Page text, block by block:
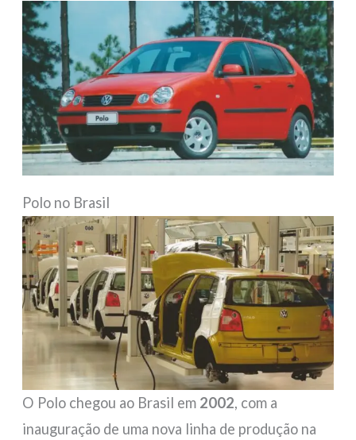
Polo no Brasil
O Polo chegou ao Brasil em 2002, com a
inauguração de uma nova linha de produção na